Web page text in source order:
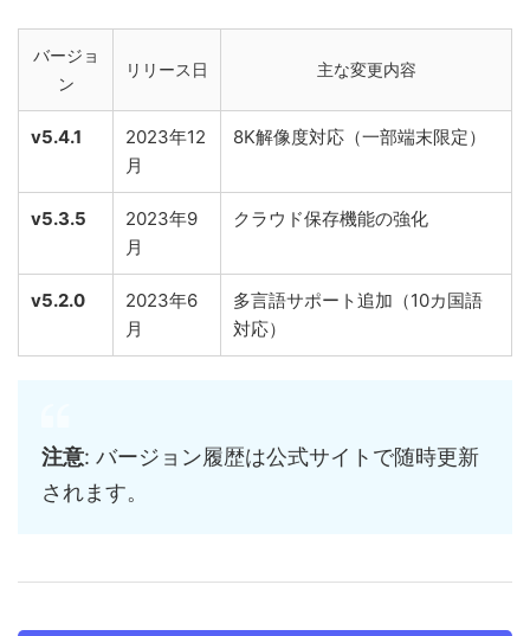
バージョ
ン
リリース日 主な変更内容
v5.4.1
2023年12
月
8K解像度対応（一部端末限定）
v5.3.5
2023年9
月
クラウド保存機能の強化
v5.2.0
2023年6
月
多言語サポート追加（10カ国語
対応）
注意: バージョン履歴は公式サイトで随時更新
されます。